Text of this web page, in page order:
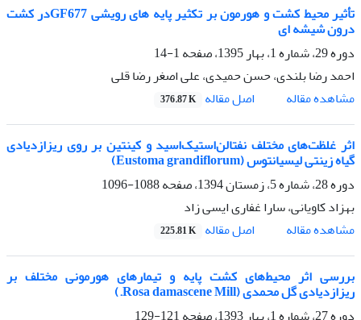
تأثیر محیط کشت و هورمون بر تکثیر پایه های رویشی GF677در کشت
درون شیشه ای
دوره 29، شماره 1، بهار 1395، صفحه
1-14
احمد رضا بلندی، حسن حمیدی، علی اصغر رضا قلی
مشاهده مقاله
اصل مقاله 376.87 K
اثر غلظت‌های مختلف نفتالن‌استیک‌اسید و کینتین بر روی ریزازدیادی
گیاه زینتی لیسیانتوس (Eustoma grandiflorum)
دوره 28، شماره 5، زمستان 1394، صفحه
1088-1096
بهزاد کاویانی، سارا غفاری ایسی زاد
مشاهده مقاله
اصل مقاله 225.81 K
بررسی اثر محیط‌های کشت پایه و تیمارهای هورمونی مختلف بر
ریزازدیادی گل محمدی (Rosa damascene Mill.)